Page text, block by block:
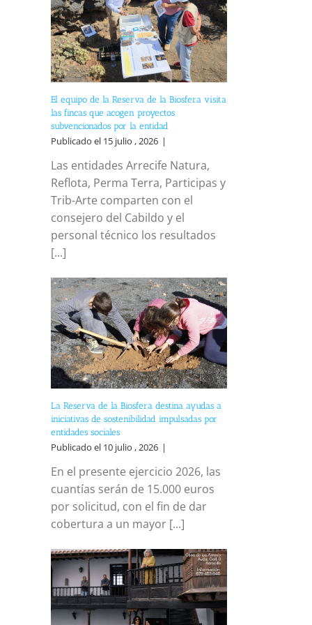
El equipo de la Reserva de la Biosfera visita
las fincas que acogen proyectos
subvencionados por la entidad
Publicado el 15 julio , 2026 |
Las entidades Arrecife Natura,
Reflota, Perma Terra, Participas y
Trib-Arte comparten con el
consejero del Cabildo y el
personal técnico los resultados
[...]
La Reserva de la Biosfera destina ayudas a
iniciativas de sostenibilidad impulsadas por
entidades sociales
Publicado el 10 julio , 2026 |
En el presente ejercicio 2026, las
cuantías serán de 15.000 euros
por solicitud, con el fin de dar
cobertura a un mayor [...]